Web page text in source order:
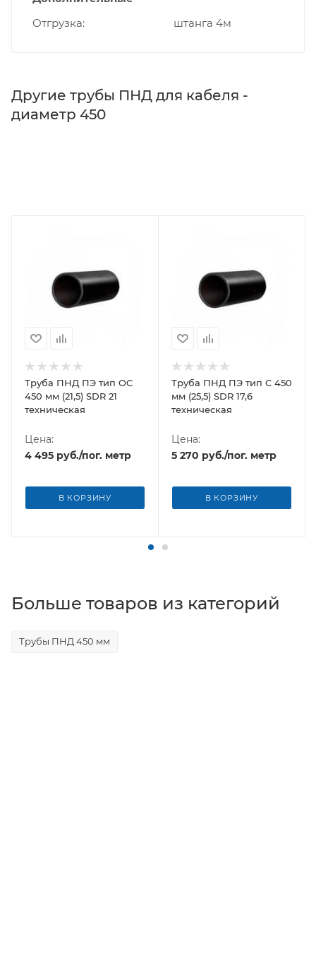
Отгрузка
штанга 4м
Другие трубы ПНД для кабеля -
диаметр 450
Труба ПНД ПЭ тип OC
450 мм (21,5) SDR 21
техническая
Цена:
4 495 руб./пог. метр
В КОРЗИНУ
Труба ПНД ПЭ тип C 450
мм (25,5) SDR 17,6
техническая
Цена:
5 270 руб./пог. метр
В КОРЗИНУ
Больше товаров из категорий
Трубы ПНД 450 мм